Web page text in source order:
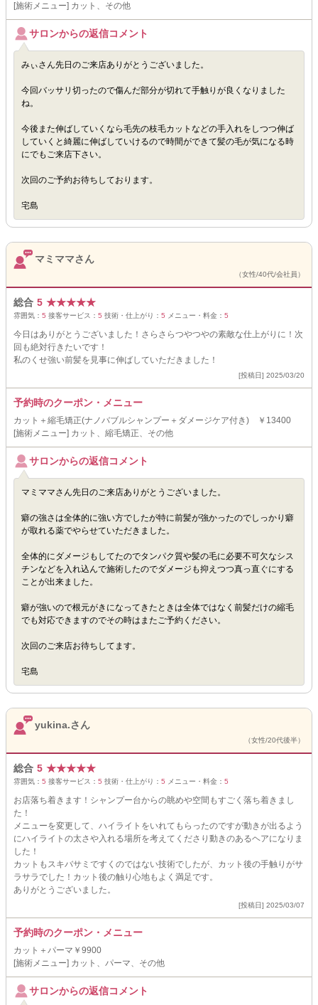
[施術メニュー] カット、その他
サロンからの返信コメント
みぃさん先日のご来店ありがとうございました。
今回バッサリ切ったので傷んだ部分が切れて手触りが良くなりました
ね。
今後また伸ばしていくなら毛先の枝毛カットなどの手入れをしつつ伸ば
していくと綺麗に伸ばしていけるので時間ができて髪の毛が気になる時
にでもご来店下さい。
次回のご予約お待ちしております。
宅島
マミママさん
（女性/40代/会社員）
総合 5 ★★★★★
雰囲気： 5 接客サービス： 5 技術・仕上がり： 5 メニュー・料金： 5
今日はありがとうございました！さらさらつやつやの素敵な仕上がりに！次
回も絶対行きたいです！
私のくせ強い前髪を見事に伸ばしていただきました！
[投稿日] 2025/03/20
予約時のクーポン・メニュー
カット＋縮毛矯正(ナノバブルシャンプー＋ダメージケア付き) ￥13400
[施術メニュー] カット、縮毛矯正、その他
サロンからの返信コメント
マミママさん先日のご来店ありがとうございました。
癖の強さは全体的に強い方でしたが特に前髪が強かったのでしっかり癖
が取れる薬でやらせていただきました。
全体的にダメージもしてたのでタンパク質や髪の毛に必要不可欠なシス
チンなどを入れ込んで施術したのでダメージも抑えつつ真っ直ぐにする
ことが出来ました。
癖が強いので根元がきになってきたときは全体ではなく前髪だけの縮毛
でも対応できますのでその時はまたご予約ください。
次回のご来店お待ちしてます。
宅島
yukina.さん
（女性/20代後半）
総合 5 ★★★★★
雰囲気： 5 接客サービス： 5 技術・仕上がり： 5 メニュー・料金： 5
お店落ち着きます！シャンプー台からの眺めや空間もすごく落ち着きまし
た！
メニューを変更して、ハイライトをいれてもらったのですが動きが出るよう
にハイライトの太さや入れる場所を考えてくださり動きのあるヘアになりま
した！
カットもスキバサミですくのではない技術でしたが、カット後の手触りがサ
ラサラでした！カット後の触り心地もよく満足です。
ありがとうございました。
[投稿日] 2025/03/07
予約時のクーポン・メニュー
カット＋パーマ￥9900
[施術メニュー] カット、パーマ、その他
サロンからの返信コメント